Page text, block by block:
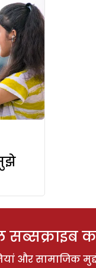
सब्सक्राइब
और सामाजिक